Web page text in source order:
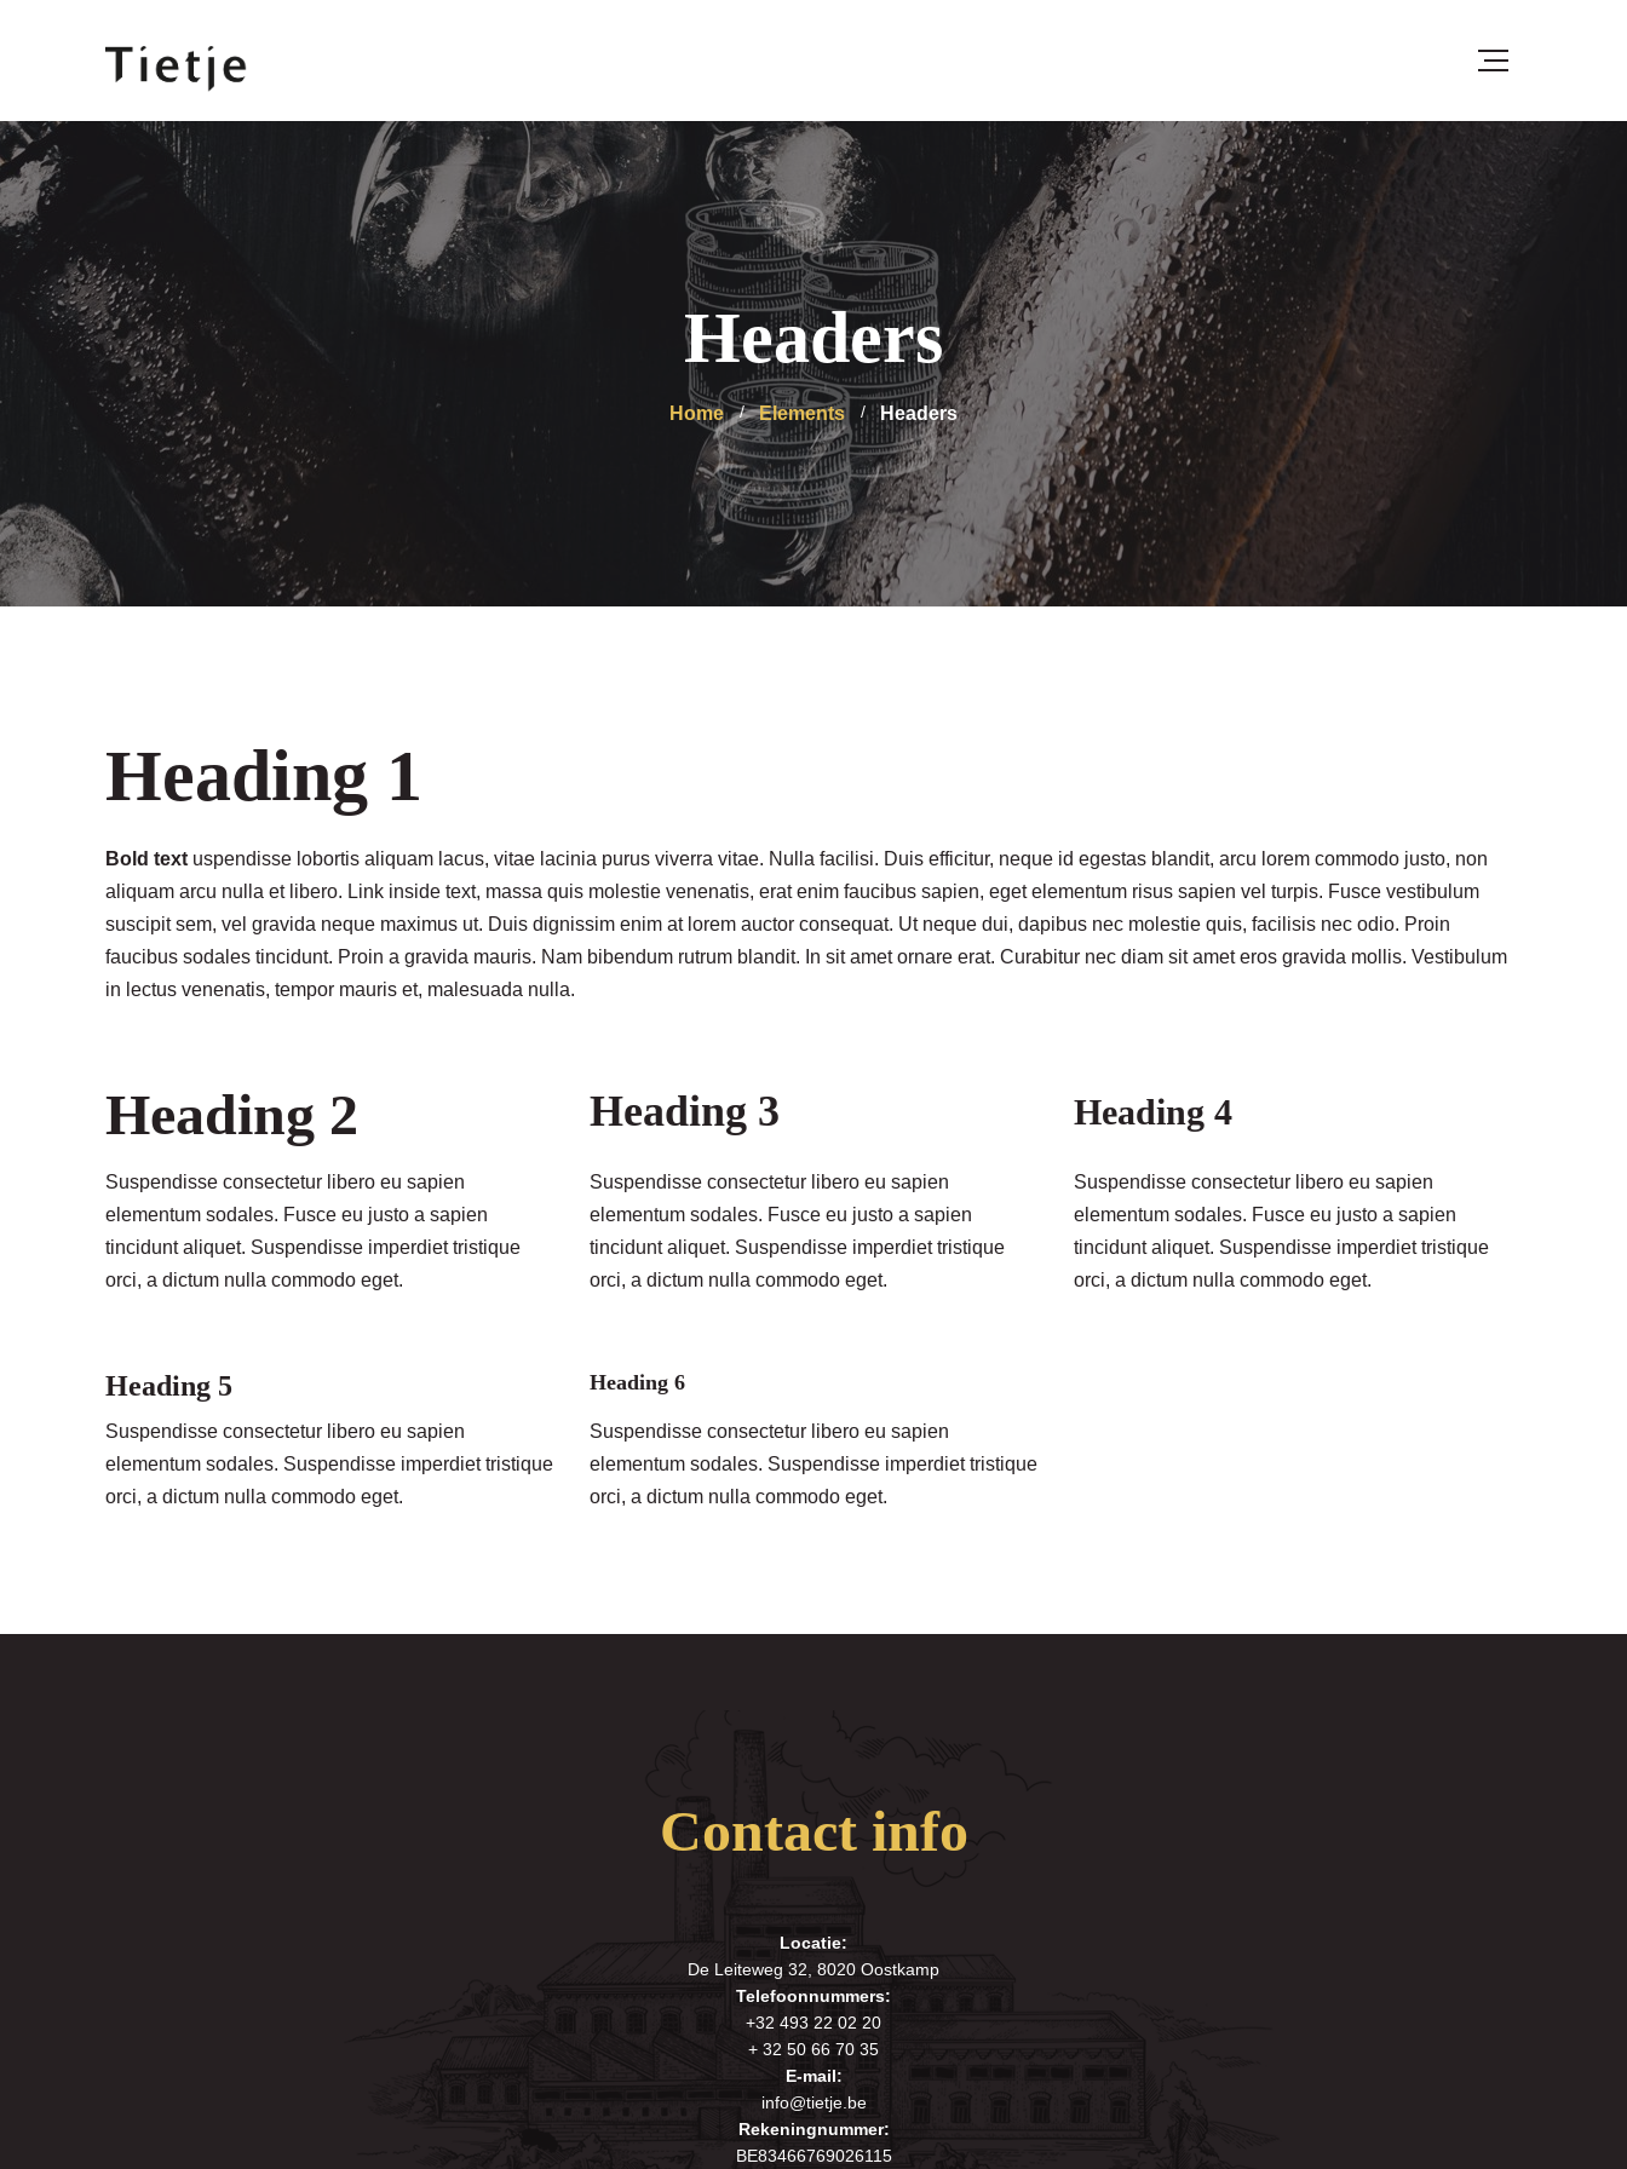
Headers
Home Elements Headers
Heading 1
Bold text uspendisse lobortis aliquam lacus, vitae lacinia purus viverra vitae. Nulla facilisi. Duis efficitur, neque id egestas blandit, arcu lorem commodo justo, non
aliquam arcu nulla et libero. Link inside text, massa quis molestie venenatis, erat enim faucibus sapien, eget elementum risus sapien vel turpis. Fusce vestibulum
suscipit sem, vel gravida neque maximus ut. Duis dignissim enim at lorem auctor consequat. Ut neque dui, dapibus nec molestie quis, facilisis nec odio. Proin
faucibus sodales tincidunt. Proin a gravida mauris. Nam bibendum rutrum blandit. In sit amet ornare erat. Curabitur nec diam sit amet eros gravida mollis. Vestibulum
in lectus venenatis, tempor mauris et, malesuada nulla.
Heading 2 Heading 3 Heading 4
Suspendisse consectetur libero eu sapien
elementum sodales. Fusce eu justo a sapien
tincidunt aliquet. Suspendisse imperdiet tristique
orci, a dictum nulla commodo eget.
Suspendisse consectetur libero eu sapien
elementum sodales. Fusce eu justo a sapien
tincidunt aliquet. Suspendisse imperdiet tristique
orci, a dictum nulla commodo eget.
Suspendisse consectetur libero eu sapien
elementum sodales. Fusce eu justo a sapien
tincidunt aliquet. Suspendisse imperdiet tristique
orci, a dictum nulla commodo eget.
Heading 5 Heading 6
Suspendisse consectetur libero eu sapien
elementum sodales. Suspendisse imperdiet tristique
orci, a dictum nulla commodo eget.
Suspendisse consectetur libero eu sapien
elementum sodales. Suspendisse imperdiet tristique
orci, a dictum nulla commodo eget.
Contact info
Locatie:
De Leiteweg 32, 8020 Oostkamp
Telefoonnummers:
+32 493 22 02 20
+ 32 50 66 70 35
E-mail:
info@tietje.be
Rekeningnummer:
BE83466769026115